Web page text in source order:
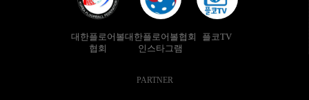
대한플로어볼
협회
대한플로어볼협회
인스타그램
플코TV
PARTNER